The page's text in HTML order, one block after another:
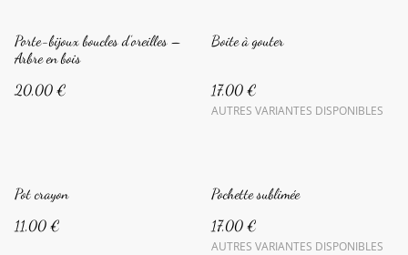
Porte-bijoux boucles d’oreilles –
Arbre en bois
20,00 €
Boite à gouter
17,00 €
AUTRES VARIANTES DISPONIBLES
Pot crayon
11,00 €
Pochette sublimée
17,00 €
AUTRES VARIANTES DISPONIBLES